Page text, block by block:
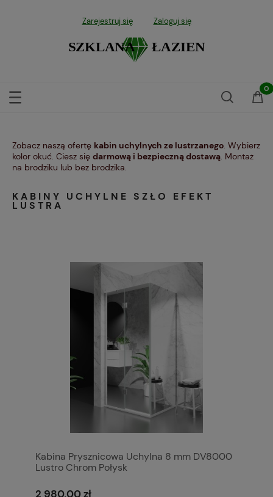
Zarejestruj się Zaloguj się
Zobacz naszą ofertę kabin uchylnych ze lustrzanego . Wybierz
kolor okuć. Ciesz się darmową i bezpieczną dostawą . Montaż
na brodziku lub bez brodzika.
KABINY UCHYLNE SZŁO EFEKT
LUSTRA
Kabina Prysznicowa Uchylna 8 mm DV8000
Lustro Chrom Połysk
2 980,00 zł